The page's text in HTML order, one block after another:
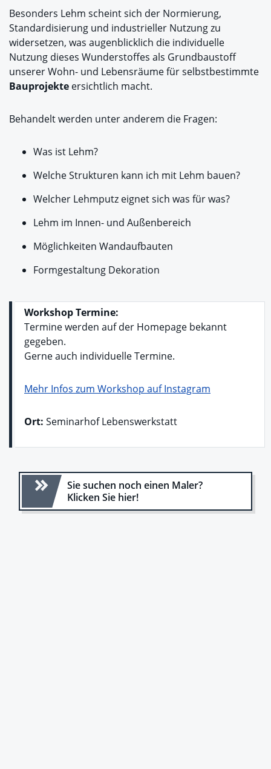
Besonders Lehm scheint sich der Normierung,
Standardisierung und industrieller Nutzung zu
widersetzen, was augenblicklich die individuelle
Nutzung dieses Wunderstoffes als Grundbaustoff
unserer Wohn- und Lebensräume für selbstbestimmte
Bauprojekte ersichtlich macht.
Behandelt werden unter anderem die Fragen:
Was ist Lehm?
Welche Strukturen kann ich mit Lehm bauen?
Welcher Lehmputz eignet sich was für was?
Lehm im Innen- und Außenbereich
Möglichkeiten Wandaufbauten
Formgestaltung Dekoration
Workshop Termine:
Termine werden auf der Homepage bekannt
gegeben.
Gerne auch individuelle Termine.
Mehr Infos zum Workshop auf Instagram
Ort: Seminarhof Lebenswerkstatt
Sie suchen noch einen Maler?
Klicken Sie hier!